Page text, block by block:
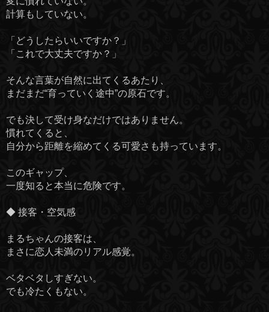
計算もしていない。
「どうしたらいいですか？」
「これで大丈夫ですか？」
そんな言葉が自然に出てくるあたり、
まだまだ“育っていく途中”の原石です。
でも決して受け身なだけではありません。
慣れてくると、
自分から距離を縮めてくる可愛さも持っています。
このギャップ、
一度知ると本当に危険です。
◆ 接客・空気感
まるちゃんの接客は、
まさに恋人未満のリアル感覚。
ベタベタしすぎない。
でも冷たくもない。